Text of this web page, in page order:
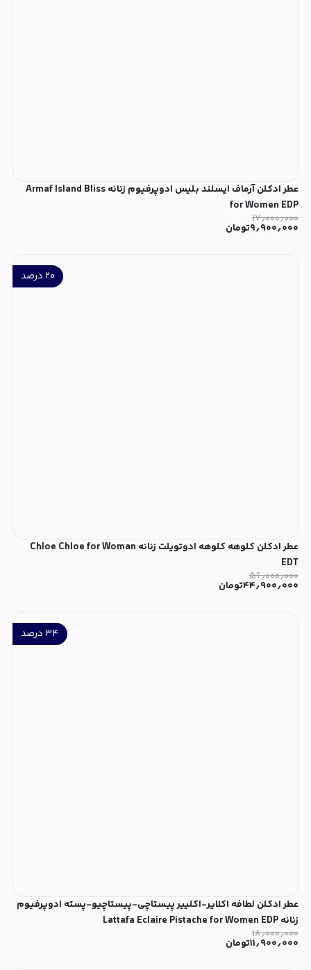
عطر ادکلن آرماف ایسلند بلیس ادوپرفیوم زنانه Armaf Island Bliss
for Women EDP
۱۷٫۰۰۰٫۰۰۰
۹٫۹۰۰٫۰۰۰تومان
۲۰ درصد
عطر ادکلن کلوهه کلوهه ادوتویلت زنانه Chloe Chloe for Woman
EDT
۵۶٫۰۰۰٫۰۰۰
۴۴٫۹۰۰٫۰۰۰تومان
۳۴ درصد
عطر ادکلن لطافه اکلایر-اکلییر پیستاچی-پیستاچیو-پسته ادوپرفیوم
زنانه Lattafa Eclaire Pistache for Women EDP
۱۸٫۰۰۰٫۰۰۰
۱۱٫۹۰۰٫۰۰۰تومان